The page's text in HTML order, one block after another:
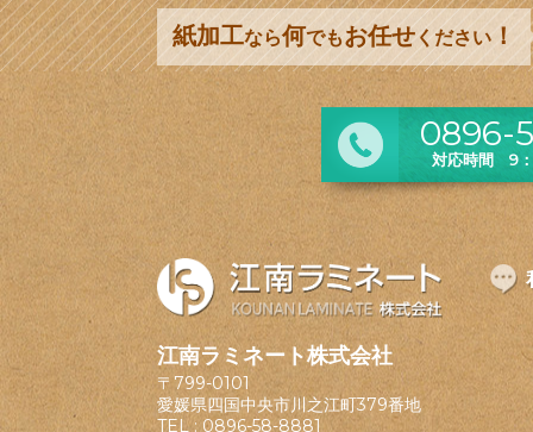
紙加工なら何でもお任せ ください ！
0896-
対応時間 9
江南ラミネート株式会社
〒799-0101
愛媛県四国中央市川之江町379番地
TEL : 0896-58-8881